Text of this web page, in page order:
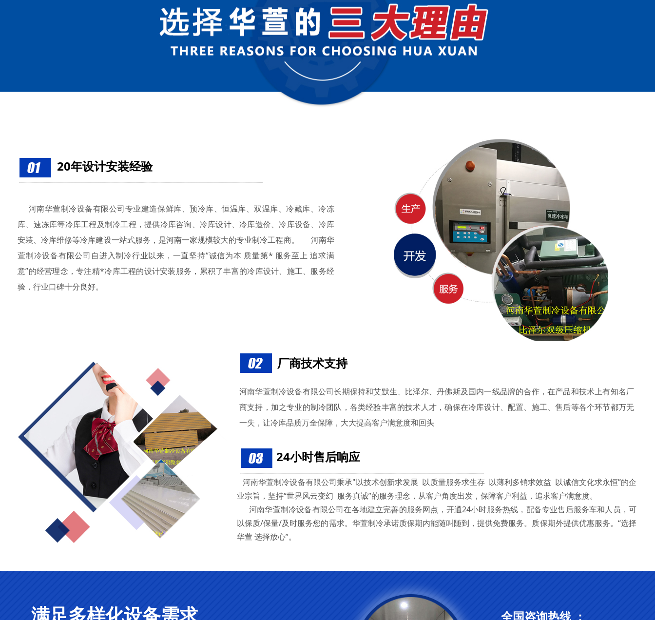
20年设计安装经验
河南华萱制冷设备有限公司专业建造保鲜库、预冷库、恒温库、双温库、冷藏库、冷冻
库、速冻库等冷库工程及制冷工程，提供冷库咨询、冷库设计、冷库造价、冷库设备、冷库
安装、冷库维修等冷库建设一站式服务，是河南一家规模较大的专业制冷工程商。 河南华
萱制冷设备有限公司自进入制冷行业以来，一直坚持“诚信为本 质量第* 服务至上 追求满
意”的经营理念，专注精*冷库工程的设计安装服务，累积了丰富的冷库设计、施工、服务经
验，行业口碑十分良好。
厂商技术支持
河南华萱制冷设备有限公司长期保持和艾默生、比泽尔、丹佛斯及国内一线品牌的合作，在产品和技术上有知名厂
商支持，加之专业的制冷团队，各类经验丰富的技术人才，确保在冷库设计、配置、施工、售后等各个环节都万无
一失，让冷库品质万全保障，大大提高客户满意度和回头
24小时售后响应
河南华萱制冷设备有限公司秉承"以技术创新求发展 以质量服务求生存 以薄利多销求效益 以诚信文化求永恒”的企
业宗旨，坚持“世界风云变幻 服务真诚”的服务理念，从客户角度出发，保障客户利益，追求客户满意度。
河南华萱制冷设备有限公司在各地建立完善的服务网点，开通24小时服务热线，配备专业售后服务车和人员，可
以保质/保量/及时服务您的需求。华萱制冷承诺质保期内能随叫随到，提供免费服务。质保期外提供优惠服务。“选择
华萱 选择放心”。
满足多样化设备需求 全国咨询热线 ：